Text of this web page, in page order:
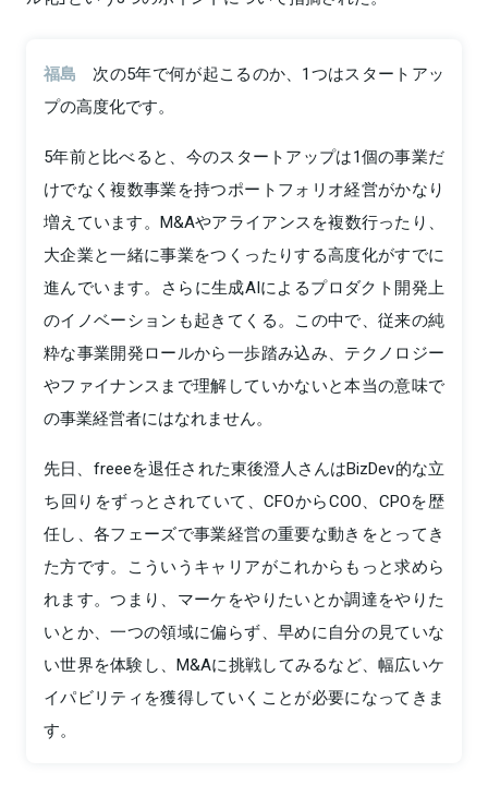
福島
次の5年で何が起こるのか、1つはスタートアッ
プの高度化です。
5年前と比べると、今のスタートアップは1個の事業だ
けでなく複数事業を持つポートフォリオ経営がかなり
増えています。M&Aやアライアンスを複数行ったり、
大企業と一緒に事業をつくったりする高度化がすでに
進んでいます。さらに生成AIによるプロダクト開発上
のイノベーションも起きてくる。この中で、従来の純
粋な事業開発ロールから一歩踏み込み、テクノロジー
やファイナンスまで理解していかないと本当の意味で
の事業経営者にはなれません。
先日、freeeを退任された東後澄人さんはBizDev的な立
ち回りをずっとされていて、CFOからCOO、CPOを歴
任し、各フェーズで事業経営の重要な動きをとってき
た方です。こういうキャリアがこれからもっと求めら
れます。つまり、マーケをやりたいとか調達をやりた
いとか、一つの領域に偏らず、早めに自分の見ていな
い世界を体験し、M&Aに挑戦してみるなど、幅広いケ
イパビリティを獲得していくことが必要になってきま
す。